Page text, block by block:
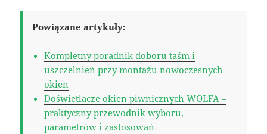
Powiązane artykuły:
Kompletny poradnik doboru taśm i
uszczelnień przy montażu nowoczesnych
okien
Doświetlacze okien piwnicznych WOLFA –
praktyczny przewodnik wyboru,
parametrów i zastosowań